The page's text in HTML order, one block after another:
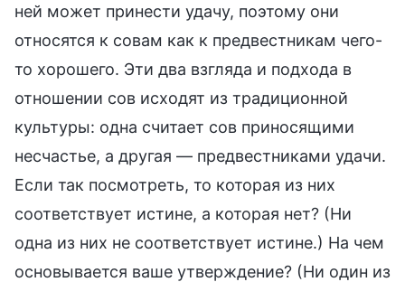
ней может принести удачу, поэтому они
относятся к совам как к предвестникам чего-
то хорошего. Эти два взгляда и подхода в
отношении сов исходят из традиционной
культуры: одна считает сов приносящими
несчастье, а другая — предвестниками удачи.
Если так посмотреть, то которая из них
соответствует истине, а которая нет? (Ни
одна из них не соответствует истине.) На чем
основывается ваше утверждение? (Ни один из